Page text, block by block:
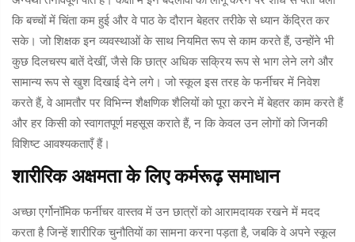
कि बच्चों में चिंता कम हुई और वे पाठ के दौरान बेहतर तरीके से ध्यान केंद्रित कर
सके। जो शिक्षक इन व्यवस्थाओं के साथ नियमित रूप से काम करते हैं, उन्होंने भी
कुछ दिलचस्प बातें देखीं, जैसे कि छात्र अधिक सक्रिय रूप से भाग लेने लगे और
सामान्य रूप से खुश दिखाई देने लगे। जो स्कूल इस तरह के फर्नीचर में निवेश
करते हैं, वे आमतौर पर विभिन्न शैक्षणिक शैलियों को पूरा करने में बेहतर काम करते हैं
और हर किसी को स्वागतपूर्ण महसूस कराते हैं, न कि केवल उन लोगों को जिनकी
विशिष्ट आवश्यकताएँ हैं।
शारीरिक अक्षमता के लिए कर्मरूढ़ समाधान
अच्छा एर्गोनॉमिक फर्नीचर वास्तव में उन छात्रों को आरामदायक रखने में मदद
करता है जिन्हें शारीरिक चुनौतियों का सामना करना पड़ता है, जबकि वे अपने स्कूल